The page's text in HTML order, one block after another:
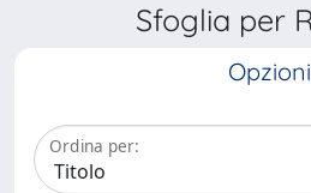
Sfoglia per
Opzioni
Ordina per: